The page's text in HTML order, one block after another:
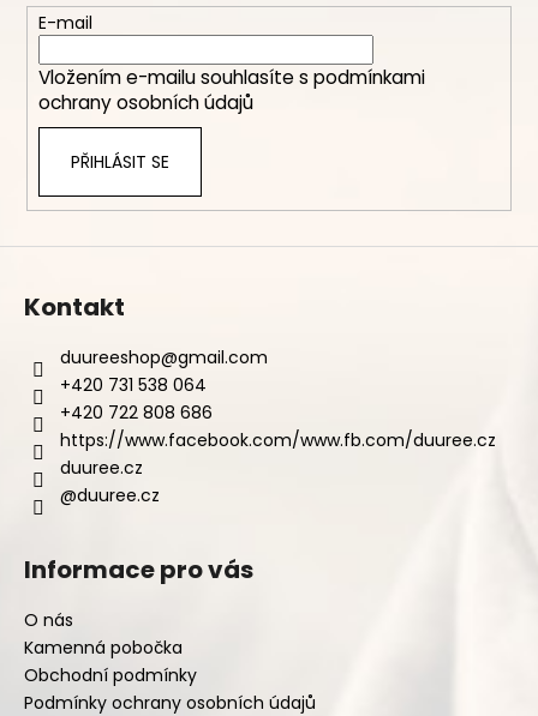
E-mail
Vložením e-mailu souhlasíte s podmínkami
ochrany osobních údajů
PŘIHLÁSIT SE
Kontakt
duureeshop@gmail.com
+420 731 538 064
+420 722 808 686
https://www.facebook.com/www.fb.com/duuree.cz
duuree.cz
@duuree.cz
Informace pro vás
O nás
Kamenná pobočka
Obchodní podmínky
Podmínky ochrany osobních údajů